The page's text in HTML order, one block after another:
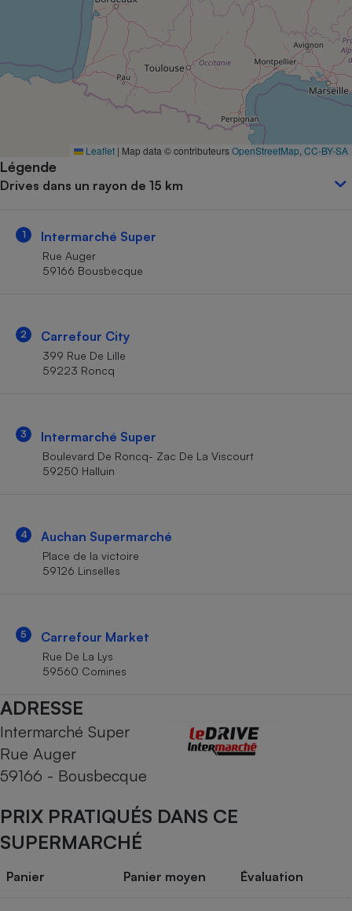
Leaflet | Map data © contributeursOpenStreetMap CC-BY-SA
Légende
Drives dans un rayon de 15 km
1 Intermarché Super
Rue Auger
59166 Bousbecque
2 Carrefour City
399 Rue De Lille
59223 Roncq
3 Intermarché Super
Boulevard De Roncq- Zac De La Viscourt
59250 Halluin
4 Auchan Supermarché
Place de la victoire
59126 Linselles
5 Carrefour Market
Rue De La Lys
59560 Comines
ADRESSE
Intermarché Super
Rue Auger
59166 - Bousbecque
PRIX PRATIQUÉS DANS CE
SUPERMARCHÉ
Panier Panier moyen Évaluation
Complément
alimentaire
Assurance emprunteur
Banque
Petit électroménager -
Cafetière à expressos
Matelas
Mutuelle